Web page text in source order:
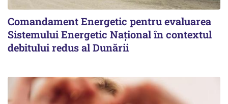
Comandament Energetic pentru evaluarea
Sistemului Energetic Naţional în contextul
debitului redus al Dunării